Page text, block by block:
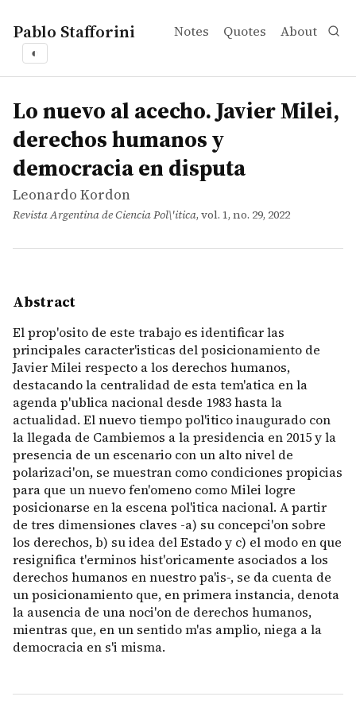
Pablo Stafforini Notes Quotes About
◐
works
Leonardo Kordon
Lo nuevo al acecho. Javier Milei, derechos humanos y
article
El prop'osito de este trabajo es identificar las
Lo nuevo al acecho. Javier Milei,
derechos humanos y
democracia en disputa
Leonardo Kordon
Revista Argentina de Ciencia Pol\'itica, vol. 1, no. 29, 2022
Abstract
El prop'osito de este trabajo es identificar las
principales caracter'isticas del posicionamiento de
Javier Milei respecto a los derechos humanos,
destacando la centralidad de esta tem'atica en la
agenda p'ublica nacional desde 1983 hasta la
actualidad. El nuevo tiempo pol'itico inaugurado con
la llegada de Cambiemos a la presidencia en 2015 y la
presencia de un escenario con un alto nivel de
polarizaci'on, se muestran como condiciones propicias
para que un nuevo fen'omeno como Milei logre
posicionarse en la escena pol'itica nacional. A partir
de tres dimensiones claves -a) su concepci'on sobre
los derechos, b) su idea del Estado y c) el modo en que
resignifica t'erminos hist'oricamente asociados a los
derechos humanos en nuestro pa'is-, se da cuenta de
un posicionamiento que, en primera instancia, denota
la ausencia de una noci'on de derechos humanos,
mientras que, en un sentido m'as amplio, niega a la
democracia en s'i misma.